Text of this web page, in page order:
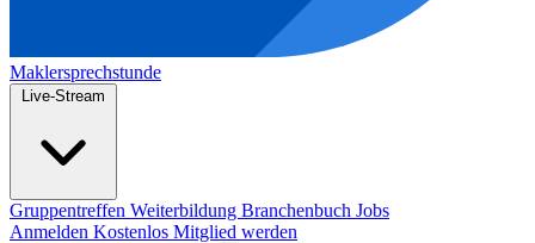
Maklersprechstunde
Live-Stream
Gruppentreffen Weiterbildung Branchenbuch Jobs
Anmelden Kostenlos Mitglied werden